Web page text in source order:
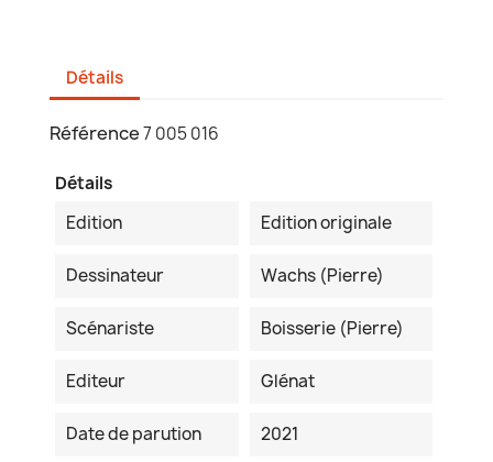
Détails
Référence7 005 016
Détails
Edition
Edition originale
Dessinateur Wachs (Pierre)
Scénariste Boisserie (Pierre)
Editeur Glénat
Date de parution 2021